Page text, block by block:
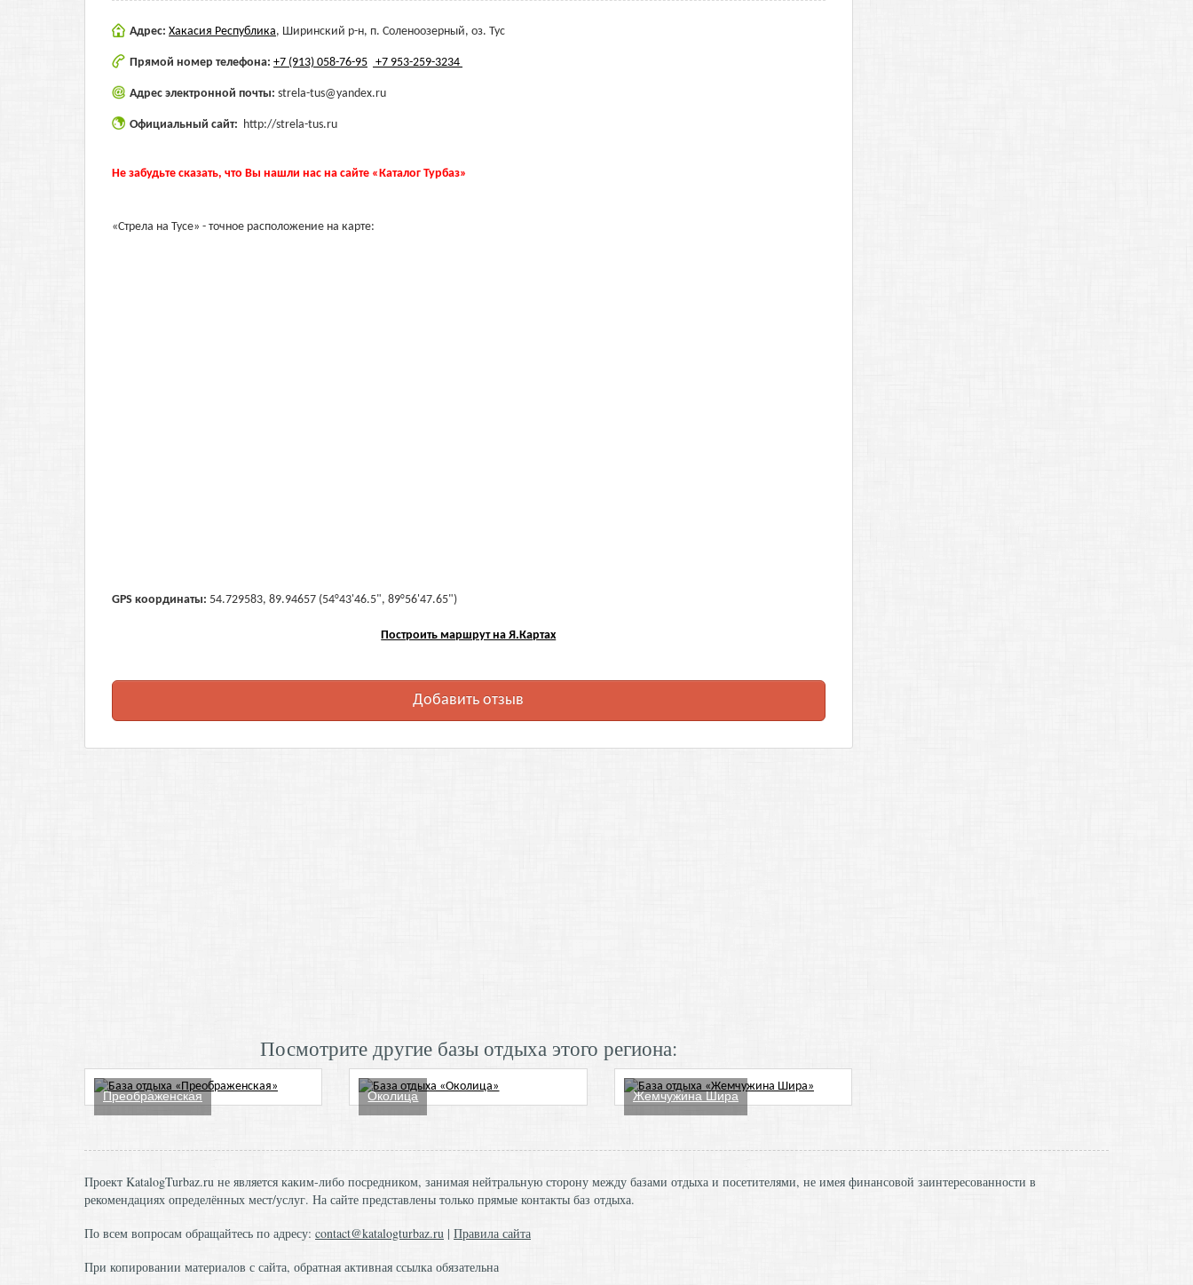
Адрес: Хакасия Республика, Ширинский р-н, п. Соленоозерный, оз. Тус
Прямой номер телефона: +7 (913) 058-76-95 +7 953-259-3234
Адрес электронной почты: strela-tus@yandex.ru
Официальный сайт: http://strela-tus.ru
Не забудьте сказать, что Вы нашли нас на сайте «Каталог Турбаз»
«Стрела на Тусе» - точное расположение на карте:
GPS координаты: 54.729583, 89.94657 (54°43'46.5", 89°56'47.65")
Построить маршрут на Я.Картах
Добавить отзыв
Посмотрите другие базы отдыха этого региона:
Преображенская Околица Жемчужина Шира
Проект KatalogTurbaz.ru не является каким-либо посредником, занимая нейтральную сторону между базами отдыха и посетителями, не имея финансовой заинтересованности в
рекомендациях определённых мест/услуг. На сайте представлены только прямые контакты баз отдыха.
По всем вопросам обращайтесь по адресу: contact@katalogturbaz.ru | Правила сайта
При копировании материалов с сайта, обратная активная ссылка обязательна